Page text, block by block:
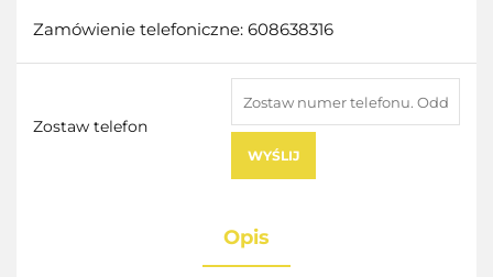
Zamówienie telefoniczne: 608638316
Zostaw telefon
WYŚLIJ
Opis